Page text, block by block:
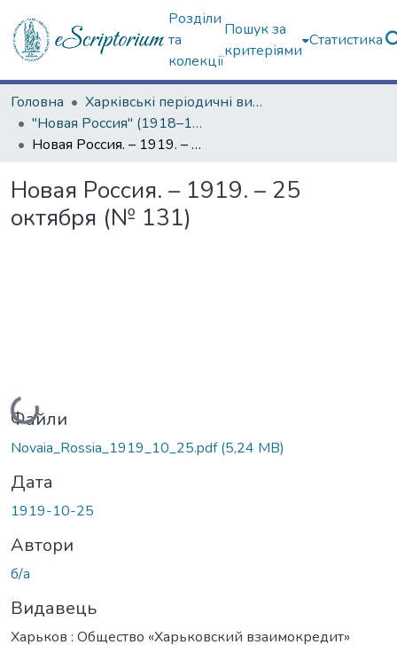
Розділи
та
колекції
Пошук за
критеріями
Статистика
Головна
Харківські періодичні видання
"Новая Россия" (1918–1919 гг.)
Новая Россия. – 1919. – 25 октября (№ 131)
Новая Россия. – 1919. – 25
октября (№ 131)
Вантажиться...
Файли
Novaia_Rossia_1919_10_25.pdf(5,24 MB)
Дата
1919-10-25
Автори
б/а
Видавець
Харьков : Общество «Харьковский взаимокредит»